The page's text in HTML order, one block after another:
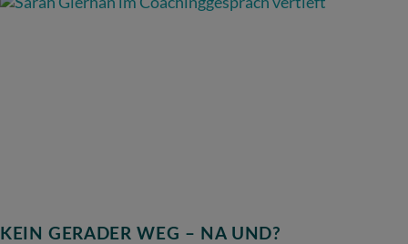
KEIN GERADER WEG – NA UND?